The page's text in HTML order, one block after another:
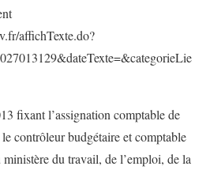
affichTexte.do?
fixant l’assignation comptable de
le contrôleur budgétaire et comptable
du travail, de l’emploi, de la